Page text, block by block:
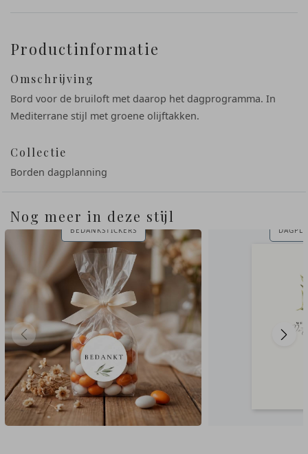
Productinformatie
Omschrijving
Bord voor de bruiloft met daarop het dagprogramma. In
Mediterrane stijl met groene olijftakken.
Collectie
Borden dagplanning
Nog meer in deze stijl
BEDANKSTICKERS